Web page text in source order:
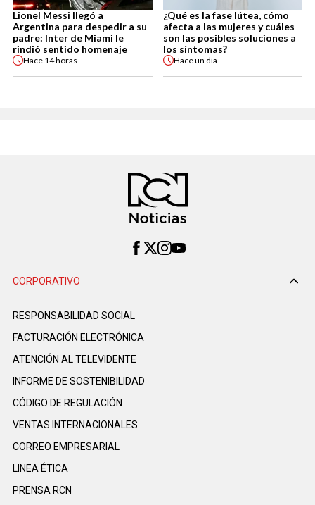
Lionel Messi llegó a
Argentina para despedir a su
padre: Inter de Miami le
rindió sentido homenaje
Hace 14 horas
¿Qué es la fase lútea, cómo
afecta a las mujeres y cuáles
son las posibles soluciones a
los síntomas?
Haceun día
CORPORATIVO
RESPONSABILIDAD SOCIAL
FACTURACIÓN ELECTRÓNICA
ATENCIÓN AL TELEVIDENTE
INFORME DE SOSTENIBILIDAD
CÓDIGO DE REGULACIÓN
VENTAS INTERNACIONALES
CORREO EMPRESARIAL
LINEA ÉTICA
PRENSA RCN